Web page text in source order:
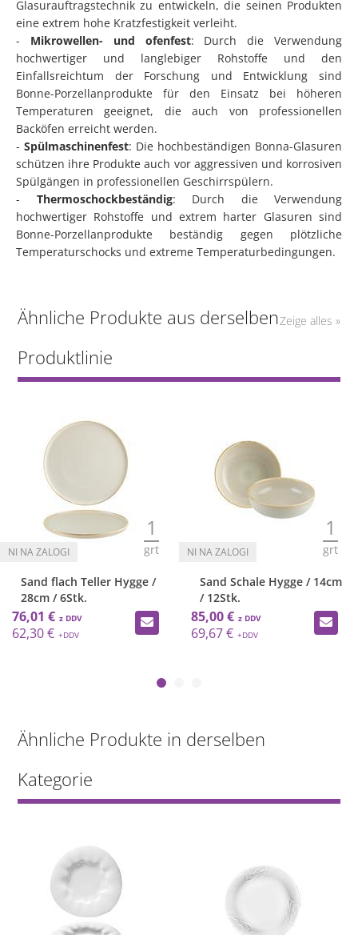
Glasurauftragstechnik zu entwickeln, die seinen Produkten
eine extrem hohe Kratzfestigkeit verleiht.
- Mikrowellen- und ofenfest: Durch die Verwendung
hochwertiger und langlebiger Rohstoffe und den
Einfallsreichtum der Forschung und Entwicklung sind
Bonne-Porzellanprodukte für den Einsatz bei höheren
Temperaturen geeignet, die auch von professionellen
Backöfen erreicht werden.
- Spülmaschinenfest: Die hochbeständigen Bonna-Glasuren
schützen ihre Produkte auch vor aggressiven und korrosiven
Spülgängen in professionellen Geschirrspülern.
- Thermoschockbeständig: Durch die Verwendung
hochwertiger Rohstoffe und extrem harter Glasuren sind
Bonne-Porzellanprodukte beständig gegen plötzliche
Temperaturschocks und extreme Temperaturbedingungen.
Ähnliche Produkte aus derselben
Produktlinie
Zeige alles »
1
grt
Sand flach Teller Hygge /
28cm / 6Stk.
76,01 €
62,30 €
1
grt
Sand Schale Hygge / 14cm
/ 12Stk.
85,00 €
69,67 €
Ähnliche Produkte in derselben
Kategorie